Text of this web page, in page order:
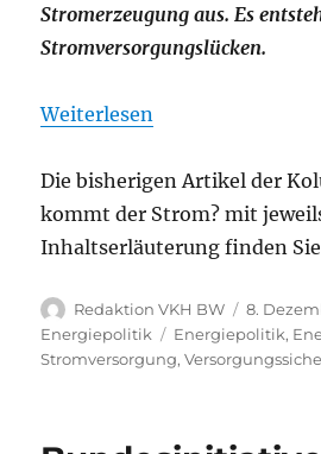
Stromerzeugung aus. Es
Stromversorgungslücken.
Weiterlesen
Die bisherigen Artikel der
kommt der Strom? mit
Inhaltserläuterung finden
Autor
Redaktion VKH BW
am
8.
Energiepolitik
Schlagwörter
Energiepolitik,
Stromversorgung,